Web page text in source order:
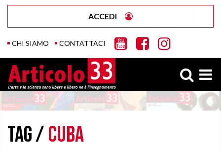
CHI SIAMO CONTATTACI
ACCEDI
Tag /cuba